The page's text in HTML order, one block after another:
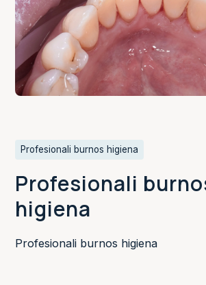
Profesionali burnos higiena
Profesionali
higiena
Profesionali burnos higiena